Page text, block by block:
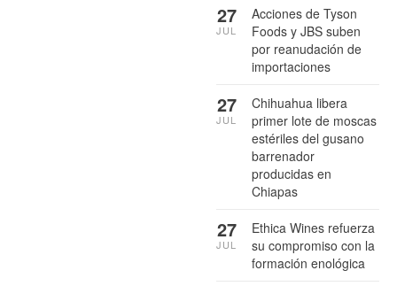
Acciones de Tyson
Foods y JBS suben
por reanudación de
importaciones
27
JUL
Chihuahua libera
primer lote de moscas
estériles del gusano
barrenador
producidas en
Chiapas
27
JUL
Ethica Wines refuerza
su compromiso con la
formación enológica
27
JUL